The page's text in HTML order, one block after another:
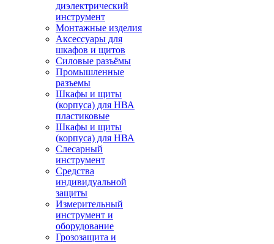
диэлектрический
инструмент
Монтажные изделия
Аксессуары для
шкафов и щитов
Силовые разъёмы
Промышленные
разъемы
Шкафы и щиты
(корпуса) для НВА
пластиковые
Шкафы и щиты
(корпуса) для НВА
Слесарный
инструмент
Средства
индивидуальной
защиты
Измерительный
инструмент и
оборудование
Грозозащита и